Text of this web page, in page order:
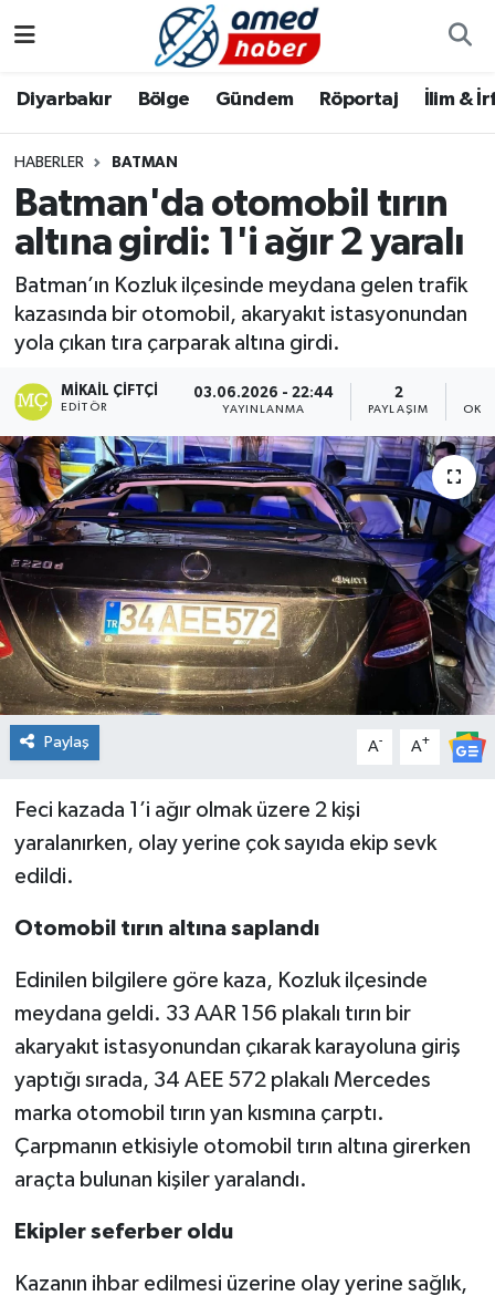
Diyarbakır Bölge Gündem Röportaj İlim &
HABERLER BATMAN
Batman'da otomobil tırın
altına girdi: 1'i ağır 2 yaralı
Batman’ın Kozluk ilçesinde meydana gelen trafik
kazasında bir otomobil, akaryakıt istasyonundan
yola çıkan tıra çarparak altına girdi.
MIKAIL ÇIFTÇI
EDITÖR
03.06.2026 - 22:44
YAYINLANMA
2
PAYLAŞIM
Paylaş A- A+
Feci kazada 1’i ağır olmak üzere 2 kişi
yaralanırken, olay yerine çok sayıda ekip sevk
edildi.
Otomobil tırın altına saplandı
Edinilen bilgilere göre kaza, Kozluk ilçesinde
meydana geldi. 33 AAR 156 plakalı tırın bir
akaryakıt istasyonundan çıkarak karayoluna giriş
yaptığı sırada, 34 AEE 572 plakalı Mercedes
marka otomobil tırın yan kısmına çarptı.
Çarpmanın etkisiyle otomobil tırın altına girerken
araçta bulunan kişiler yaralandı.
Ekipler seferber oldu
Kazanın ihbar edilmesi üzerine olay yerine sağlık,
Bölge
Röportaj
Foto Galeri
Yazarlar
Aile
Asayiş
Bilim & Teknoloji
Bölge
Ekonomi
Genel
Güncel
Gündem
İlim & İrfan
Kültür & Sanat
KURDÎ
Sağlık
Sağlık & Yaşam
Siyaset
Spor
Diyarbakır Hava Durumu
Diyarbakır Namaz Vakitleri
Diyarbakır Trafik Yoğunluk Haritası
Süper Lig Puan Durumu ve Fikstür
Haber Arşivi